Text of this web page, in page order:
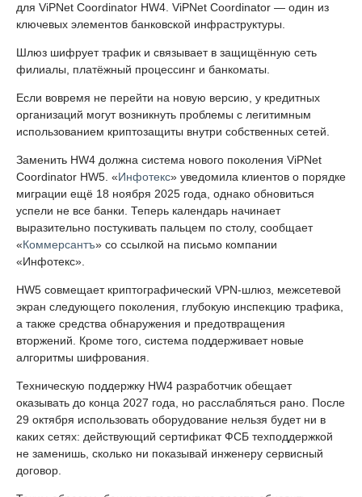
для ViPNet Coordinator HW4. ViPNet Coordinator — один из
ключевых элементов банковской инфраструктуры.
Шлюз шифрует трафик и связывает в защищённую сеть
филиалы, платёжный процессинг и банкоматы.
Если вовремя не перейти на новую версию, у кредитных
организаций могут возникнуть проблемы с легитимным
использованием криптозащиты внутри собственных сетей.
Заменить HW4 должна система нового поколения ViPNet
Coordinator HW5. «Инфотекс» уведомила клиентов о порядке
миграции ещё 18 ноября 2025 года, однако обновиться
успели не все банки. Теперь календарь начинает
выразительно постукивать пальцем по столу, сообщает
«Коммерсантъ» со ссылкой на письмо компании
«Инфотекс».
HW5 совмещает криптографический VPN-шлюз, межсетевой
экран следующего поколения, глубокую инспекцию трафика,
а также средства обнаружения и предотвращения
вторжений. Кроме того, система поддерживает новые
алгоритмы шифрования.
Техническую поддержку HW4 разработчик обещает
оказывать до конца 2027 года, но расслабляться рано. После
29 октября использовать оборудование нельзя будет ни в
каких сетях: действующий сертификат ФСБ техподдержкой
не заменишь, сколько ни показывай инженеру сервисный
договор.